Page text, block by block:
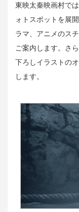
東映太秦映画村で
ォトスポットを展
ラマ、アニメのス
ご案内します。さ
下ろしイラストの
します。